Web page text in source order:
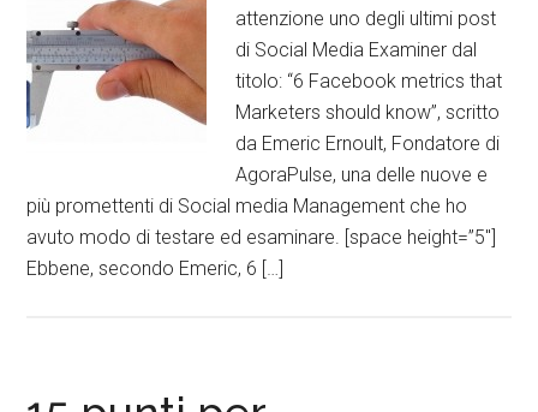
attenzione uno degli ultimi post
di Social Media Examiner dal
titolo: “6 Facebook metrics that
Marketers should know”, scritto
da Emeric Ernoult, Fondatore di
AgoraPulse, una delle nuove e
più promettenti di Social media Management che ho
avuto modo di testare ed esaminare. [space height=”5″]
Ebbene, secondo Emeric, 6 […]